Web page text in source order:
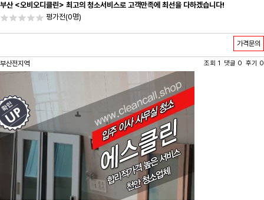
부산 <오비오디클린> 최고의 청소서비스로 고객만족에 최선을 다하겠습니다!
평가전(0명)
가격문의
부산전지역 조회 1 댓글 0 후기 0